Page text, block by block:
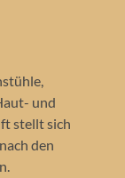
und
stellt sich
den